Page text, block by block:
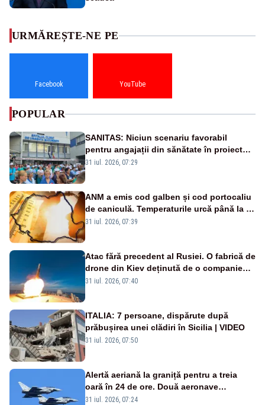
URMĂREȘTE-NE PE
Facebook YouTube
POPULAR
SANITAS: Niciun scenariu favorabil
pentru angajații din sănătate în proiectul
Legii salarizării
31 iul. 2026, 07:29
ANM a emis cod galben și cod portocaliu
de caniculă. Temperaturile urcă până la 38
de grade, iar nopțile devin tropicale
31 iul. 2026, 07:39
Atac fără precedent al Rusiei. O fabrică de
drone din Kiev deținută de o companie
americană, distrusă de o rachetă
31 iul. 2026, 07:40
ITALIA: 7 persoane, dispărute după
prăbușirea unei clădiri în Sicilia | VIDEO
31 iul. 2026, 07:50
Alertă aeriană la graniță pentru a treia
oară în 24 de ore. Două aeronave
Eurofighter britanice au fost ridicate de la
31 iul. 2026, 07:24